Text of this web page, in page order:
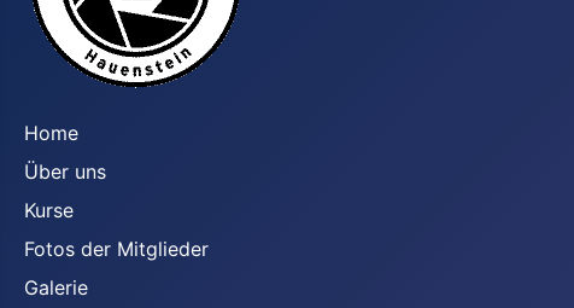
Home
Über uns
Kurse
Fotos der Mitglieder
Galerie